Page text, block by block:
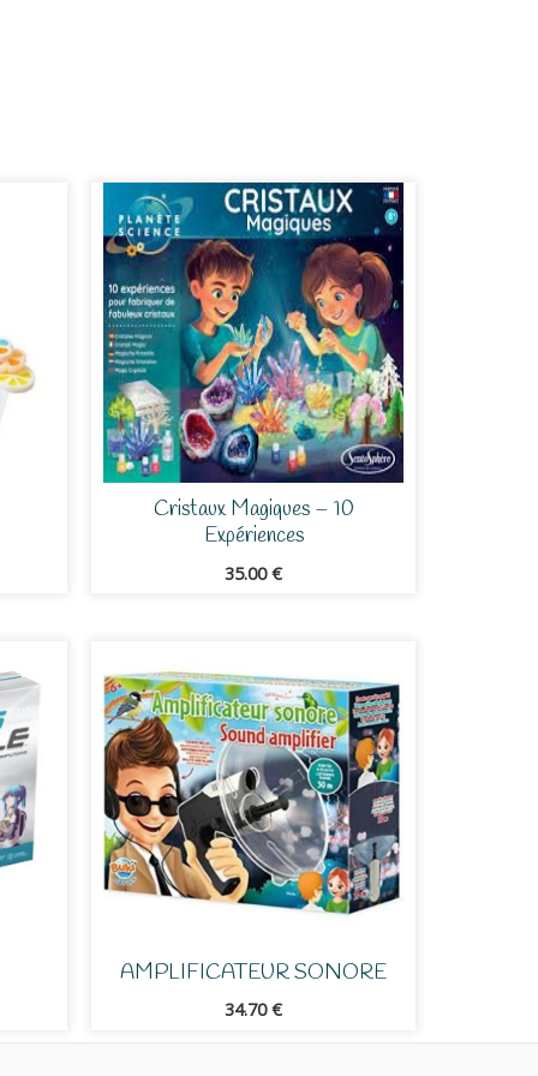
Cristaux Magiques – 10
Expériences
35.00€
AMPLIFICATEUR SONORE
34.70€